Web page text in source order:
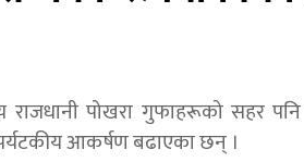
पोखरा गुफाहरूको सहर पनि
आकर्षण बढाएका छन् ।